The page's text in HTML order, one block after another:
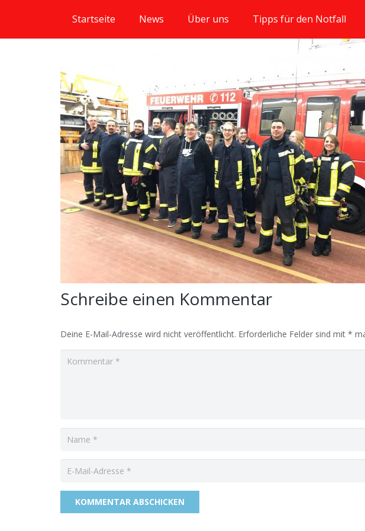
Startseite News Über uns Tipps für den Notfall
Schreibe einen Kommentar
Deine E-Mail-Adresse wird nicht veröffentlicht. Erforderliche Felder sind mit *
KOMMENTAR ABSCHICKEN